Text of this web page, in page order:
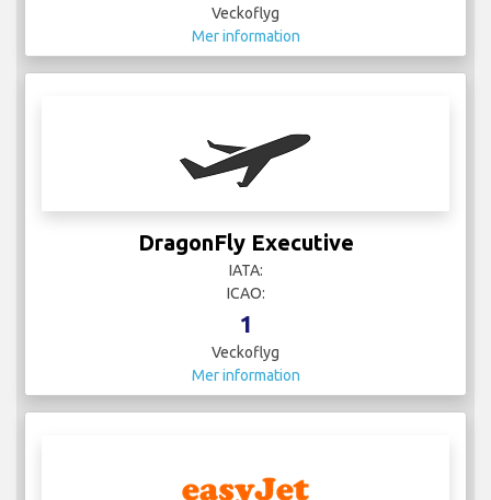
Veckoflyg
Mer information
DragonFly Executive
IATA:
ICAO:
1
Veckoflyg
Mer information